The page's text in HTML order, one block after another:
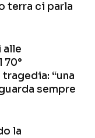
terra ci parla
alle
70°
“una
sempre
la